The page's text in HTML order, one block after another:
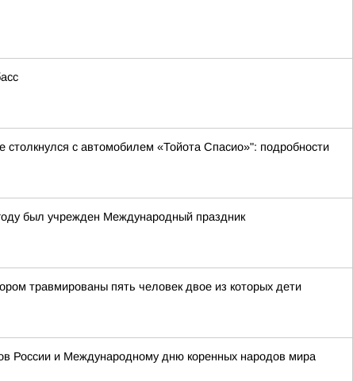
с автомобилем «Тойота Спасио»": подробности
был учрежден Международный праздник
травмированы пять человек двое из которых дети
России и Международному дню коренных народов мира